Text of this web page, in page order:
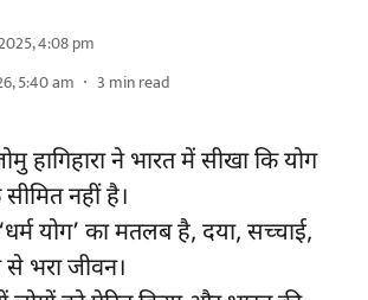
4:08 pm
5:40 am 3 min read
हागिहारा ने भारत में सीखा कि योग
नहीं है।
योग’ का मतलब है, दया, सच्चाई,
भरा जीवन।